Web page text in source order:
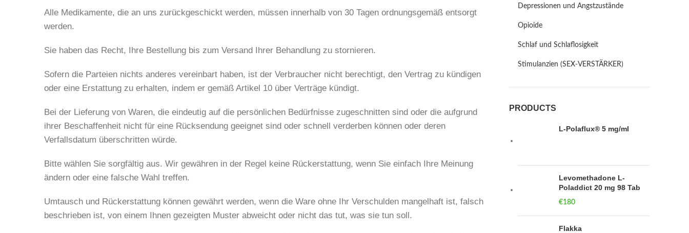
Alle Medikamente, die an uns zurückgeschickt werden, müssen innerhalb von 30 Tagen ordnungsgemäß entsorgt
werden.
Sie haben das Recht, Ihre Bestellung bis zum Versand Ihrer Behandlung zu stornieren.
Sofern die Parteien nichts anderes vereinbart haben, ist der Verbraucher nicht berechtigt, den Vertrag zu kündigen
oder eine Erstattung zu erhalten, indem er gemäß Artikel 10 über Verträge kündigt.
Bei der Lieferung von Waren, die eindeutig auf die persönlichen Bedürfnisse zugeschnitten sind oder die aufgrund
ihrer Beschaffenheit nicht für eine Rücksendung geeignet sind oder schnell verderben können oder deren
Verfallsdatum überschritten würde.
Bitte wählen Sie sorgfältig aus. Wir gewähren in der Regel keine Rückerstattung, wenn Sie einfach Ihre Meinung
ändern oder eine falsche Wahl treffen.
Umtausch und Rückerstattung können gewährt werden, wenn die Ware ohne Ihr Verschulden mangelhaft ist, falsch
beschrieben ist, von einem Ihnen gezeigten Muster abweicht oder nicht das tut, was sie tun soll.
Depressionen und Angstzustände
Opioide
Schlaf und Schlaflosigkeit
Stimulanzien (SEX-VERSTÄRKER)
PRODUCTS
L-Polaflux® 5 mg/ml
Levomethadone L-
Poladdict 20 mg 98 Tab
€180
Flakka